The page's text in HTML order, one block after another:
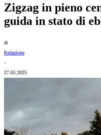
Zigzag in pieno
guida in stato di
di
Redazione
-
27.05.2025